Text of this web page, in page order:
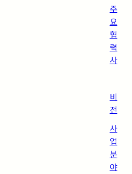
주
요
협
력
사
비
전
사
업
분
야